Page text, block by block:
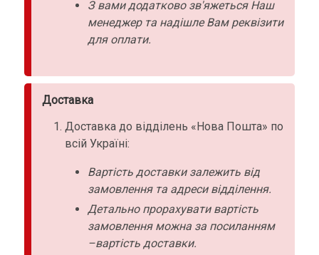
З вами додатково зв'яжеться Наш
менеджер та надішле Вам реквізити
для оплати.
Доставка
Доставка до відділень «Нова Пошта» по
всій Україні:
Вартість доставки залежить від
замовлення та адреси відділення.
Детально прорахувати вартість
замовлення можна за посиланням
–вартість доставки.